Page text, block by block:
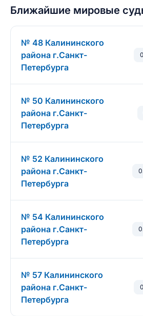
Ближайшие мировые
№ 48 Калининского
района г.Санкт-
Петербурга
№ 50 Калининского
района г.Санкт-
Петербурга
№ 52 Калининского
района г.Санкт-
Петербурга
№ 54 Калининского
района г.Санкт-
Петербурга
№ 57 Калининского
района г.Санкт-
Петербурга